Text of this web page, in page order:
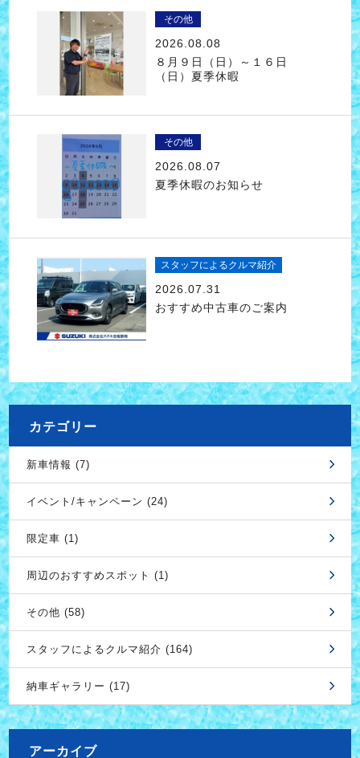
その他
2026.08.08
８月９日（日）～１６日
（日）夏季休暇
その他
2026.08.07
夏季休暇のお知らせ
スタッフによるクルマ紹介
2026.07.31
おすすめ中古車のご案内
カテゴリー
新車情報 (7)
イベント/キャンペーン (24)
限定車 (1)
周辺のおすすめスポット (1)
その他 (58)
スタッフによるクルマ紹介 (164)
納車ギャラリー (17)
アーカイブ